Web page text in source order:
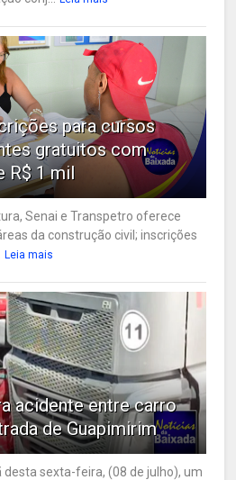
para cursos
gratuitos com
R$ 1 mil
Senai e Transpetro oferece
da construção civil; inscrições
Leia mais
acidente entre carro
de Guapimirim
desta sexta-feira, (08 de julho), um